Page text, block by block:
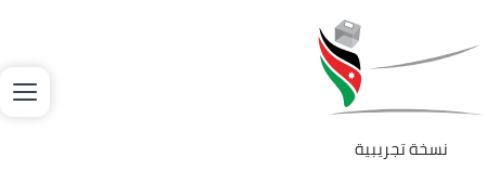
تجاوز إلى المحتوى الرئيسي
نسخة تجريبية